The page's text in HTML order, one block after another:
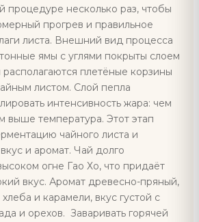
процедуре несколько раз, чтобы
прогрев и правильное
листа. Внешний вид процесса
ямы с углями покрыты слоем
плетёные корзины
листом. Слой пепла
интенсивность жара: чем
выше температура. Этот этап
чайного листа и
и аромат. Чай долго
огне Гао Хо, что придаёт
вкус. Аромат древесно-пряный,
и карамели, вкус густой с
и орехов. Заваривать горячей